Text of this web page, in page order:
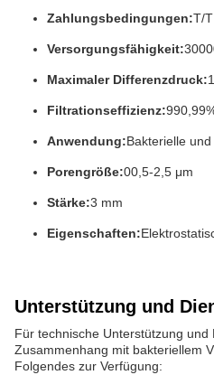
Zahlungsbedingungen:T/T
Versorgungsfähigkeit:
Maximaler Differenzdruck:
Filtrationseffizienz:
Anwendung:Bakterielle
Porengröße:00,5-2,5 μm
Stärke:3 mm
Eigenschaften:
Unterstützung und
Für technische Unterstützung und
Zusammenhang mit bakteriellem
Folgendes zur Verfügung: